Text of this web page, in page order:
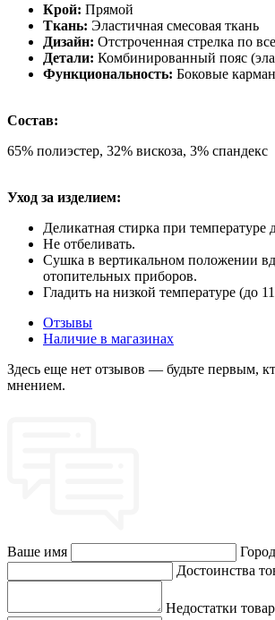
Крой: Прямой
Ткань: Эластичная смесовая ткань
Дизайн: Отстроченная стрелка по
Детали: Комбинированный пояс
Функциональность: Боковые
Состав:
65% полиэстер, 32% вискоза, 3% спандекс
Уход за изделием:
Деликатная стирка при температуре
Не отбеливать.
Сушка в вертикальном положении
отопительных приборов.
Гладить на низкой температуре (до
Отзывы
Наличие в магазинах
Здесь еще нет отзывов — будьте первым,
мнением.
Ваше имя
Город
Достоинства
Недостатки